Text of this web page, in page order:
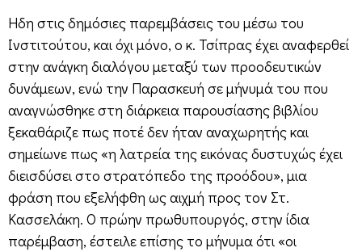
Ηδη στις δημόσιες παρεμβάσεις του μέσω του
Ινστιτούτου, και όχι μόνο, ο κ. Τσίπρας έχει αναφερθεί
στην ανάγκη διαλόγου μεταξύ των προοδευτικών
δυνάμεων, ενώ την Παρασκευή σε μήνυμά του που
αναγνώσθηκε στη διάρκεια παρουσίασης βιβλίου
ξεκαθάριζε πως ποτέ δεν ήταν αναχωρητής και
σημείωνε πως «η λατρεία της εικόνας δυστυχώς έχει
διεισδύσει στο στρατόπεδο της προόδου», μια
φράση που εξελήφθη ως αιχμή προς τον Στ.
Κασσελάκη. Ο πρώην πρωθυπουργός, στην ίδια
παρέμβαση, έστειλε επίσης το μήνυμα ότι «οι